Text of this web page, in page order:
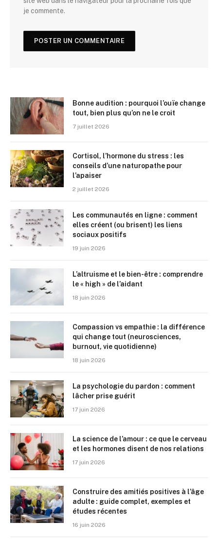
je commente.
Bonne audition : pourquoi l’ouïe change
tout, bien plus qu’on ne le croit
7 juillet 2026
Cortisol, l’hormone du stress : les
conseils d’une naturopathe pour
l’apaiser
2 juillet 2026
Les communautés en ligne : comment
elles créent (ou brisent) les liens
sociaux positifs
19 juin 2026
L’altruisme et le bien-être : comprendre
le « high » de l’aidant
18 juin 2026
Compassion vs empathie : la différence
qui change tout (neurosciences,
burnout, vie quotidienne)
18 juin 2026
La psychologie du pardon : comment
lâcher prise guérit
17 juin 2026
La science de l’amour : ce que le cerveau
et les hormones disent de nos relations
17 juin 2026
Construire des amitiés positives à l’âge
adulte : guide complet, exemples et
études récentes
16 juin 2026